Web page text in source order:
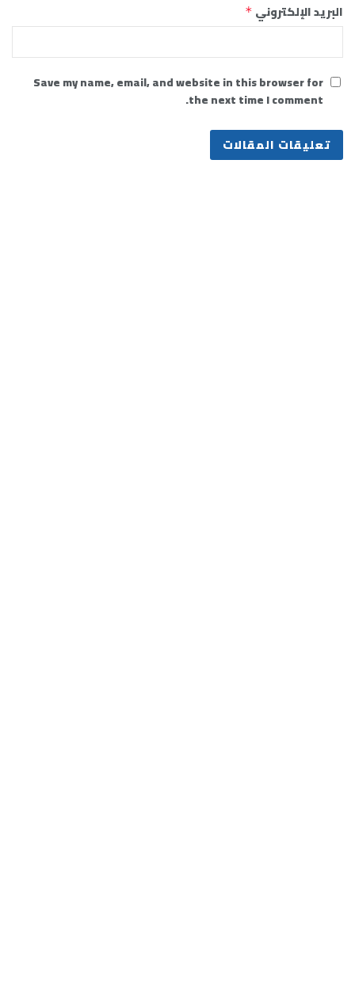
البريد الإلكتروني *
Save my name, email, and website in this browser for
the next time I comment.